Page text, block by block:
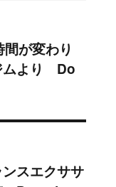
が変わり
ムより Do
スエクササ